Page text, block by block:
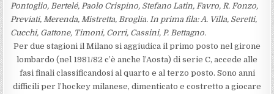
Pontoglio, Bertelé, Paolo Crispino, Stefano Latin, Favro, R. Fonzo,
Previati, Merenda, Mistretta, Broglia. In prima fila: A. Villa, Seretti,
Cucchi, Gattone, Timoni, Corri, Cassini, P. Bettagno.
Per due stagioni il Milano si aggiudica il primo posto nel girone
lombardo (nel 1981/82 c’è anche l’Aosta) di serie C, accede alle
fasi finali classificandosi al quarto e al terzo posto. Sono anni
difficili per l’hockey milanese, dimenticato e costretto a giocare